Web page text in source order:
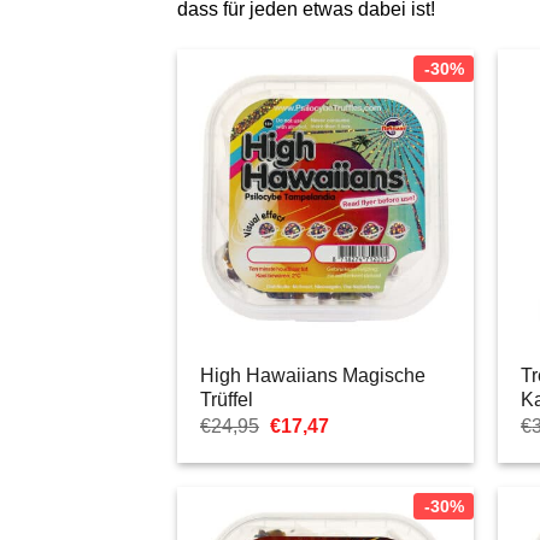
dass für jeden etwas dabei ist!
-30%
High Hawaiians Magische
Trüffel
€24,95 Ursprünglicher
war:
€17,47Aktueller
ist:
€
-30%